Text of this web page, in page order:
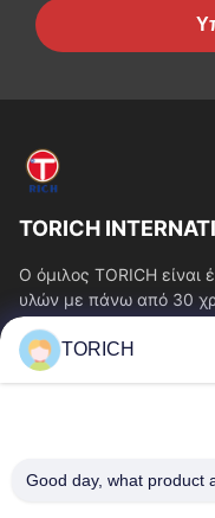
TORICH
Ο όμιλος TORICH
υλών με πάνω από 30
έρευνα και ανάπτυξη, το
Γρήγοροι
Γύρος Εργοστασίων
TORICH
Good day, what product